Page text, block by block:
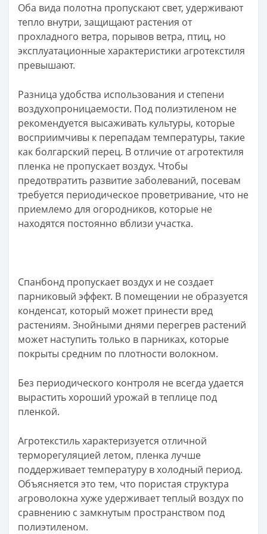
Оба вида полотна пропускают свет, удерживают
тепло внутри, защищают растения от
прохладного ветра, порывов ветра, птиц, но
эксплуатационные характеристики агротекстиля
превышают.
Разница удобства использования и степени
воздухопроницаемости. Под полиэтиленом не
рекомендуется высаживать культуры, которые
восприимчивы к перепадам температуры, такие
как болгарский перец. В отличие от агротектиля
пленка не пропускает воздух. Чтобы
предотвратить развитие заболеваний, посевам
требуется периодическое проветривание, что не
приемлемо для огородников, которые не
находятся постоянно вблизи участка.
Спанбонд пропускает воздух и не создает
парниковый эффект. В помещении не образуется
конденсат, который может принести вред
растениям. Знойными днями перегрев растений
может наступить только в парниках, которые
покрыты средним по плотности волокном.
Без периодического контроля не всегда удается
вырастить хороший урожай в теплице под
пленкой.
Агротекстиль характеризуется отличной
терморегуляцией летом, пленка лучше
поддерживает температуру в холодный период.
Объясняется это тем, что пористая структура
агроволокна хуже удерживает теплый воздух по
сравнению с замкнутым пространством под
полиэтиленом.